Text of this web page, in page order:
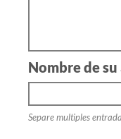
Nombre de
Separe multiples